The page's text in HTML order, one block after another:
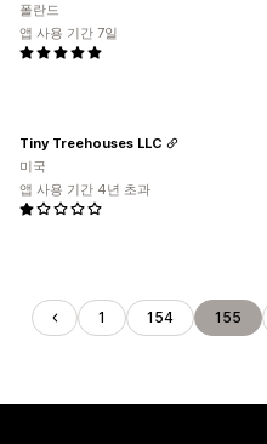
폴란드
앱 사용 기간 7일
Tiny Treehouses LLC
미국
앱 사용 기간 4년 초과
1 154 155